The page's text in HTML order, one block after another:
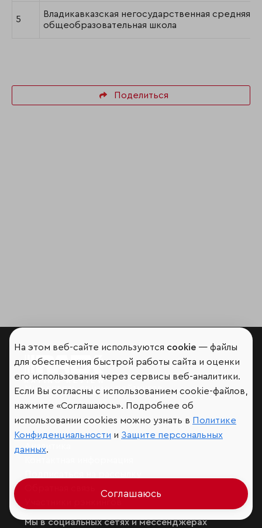
5
Владикавказская негосударственная средняя
общеобразовательная школа
Поделиться
Мир сквозь призму рейтингов
Аналитика
Мы в социальных сетях и мессенджерах
На этом веб-сайте используются cookie — файлы
для обеспечения быстрой работы сайта и оценки
его использования через сервисы веб-аналитики.
Если Вы согласны с использованием cookie-файлов,
нажмите «Соглашаюсь». Подробнее об
использовании cookies можно узнать в Политике
Конфиденциальности и Защите персональных
данных.
Соглашаюсь